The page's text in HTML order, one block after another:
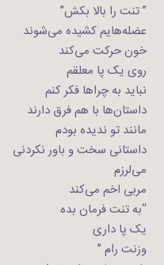
” تنت را بالا بکش”
عضله‌هایم کشیده می‌شوند
خون حرکت می‌کند
روی یک پا معلقم
نباید به چراها فکر ‌کنم
داستان‌ها با هم فرق دارند
مانند تو ندیده بودم
داستانی سخت و باور نکردنی
می‌لرزم
مربی اخم می‌کند
“به تنت فرمان بده
یک پا داری
وزنت رام ”